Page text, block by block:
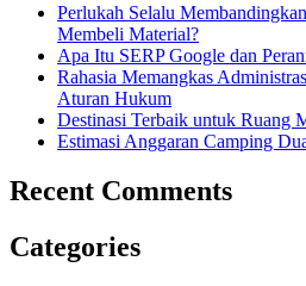
Perlukah Selalu
Membeli Material?
Apa Itu SERP Google dan
Rahasia Memangkas
Aturan Hukum
Destinasi Terbaik untuk Ruang
Estimasi Anggaran Camping
Recent Comments
Categories